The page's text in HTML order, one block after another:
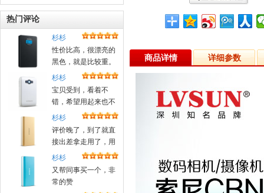
商品详情 详细参数
热门评论
杉杉
性价比高，很漂亮的
黑色，就是比较重。
杉杉
宝贝受到，看着不
错，希望用起来也不
错！昨天晚上定的，
今天中午就送来了
杉杉
评价晚了，到了就直
接出差拿走用了，用
着很好，好评
杉杉
又帮同事买一个，非
常的赞